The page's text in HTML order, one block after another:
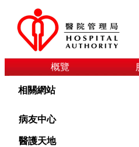
概覽
相關網站
病友中心
醫護天地